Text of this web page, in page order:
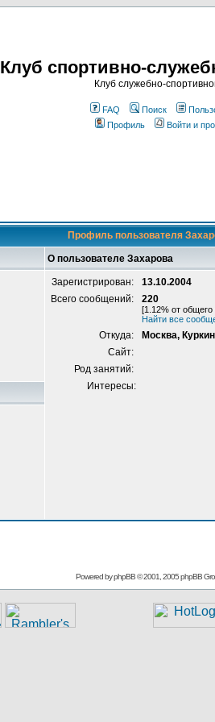
Клуб спортивно-
Клуб служебно-
FAQ Поиск
Профиль
Войти и
Профиль пользователя
О пользователе Захарова
Зарегистрирован:
13.10.2004
Всего сообщений:
220
[1.12% от
Найти все
Откуда:
Москва,
Сайт:
Род занятий:
Интересы:
Powered byphpBB© 2001, 2005 phpBB